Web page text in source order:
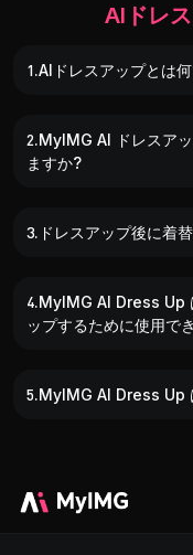
AIドレ
1.AIドレスアップとは
2.MyIMG AI ドレスア
ますか?
3.ドレスアップ後に着
4.MyIMG AI Dress Up
ップするために使用で
5.MyIMG AI Dress Up